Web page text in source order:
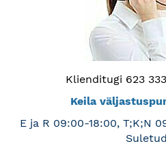
Klienditugi 623
Keila
E ja R 09:00-18:00, T;K;N